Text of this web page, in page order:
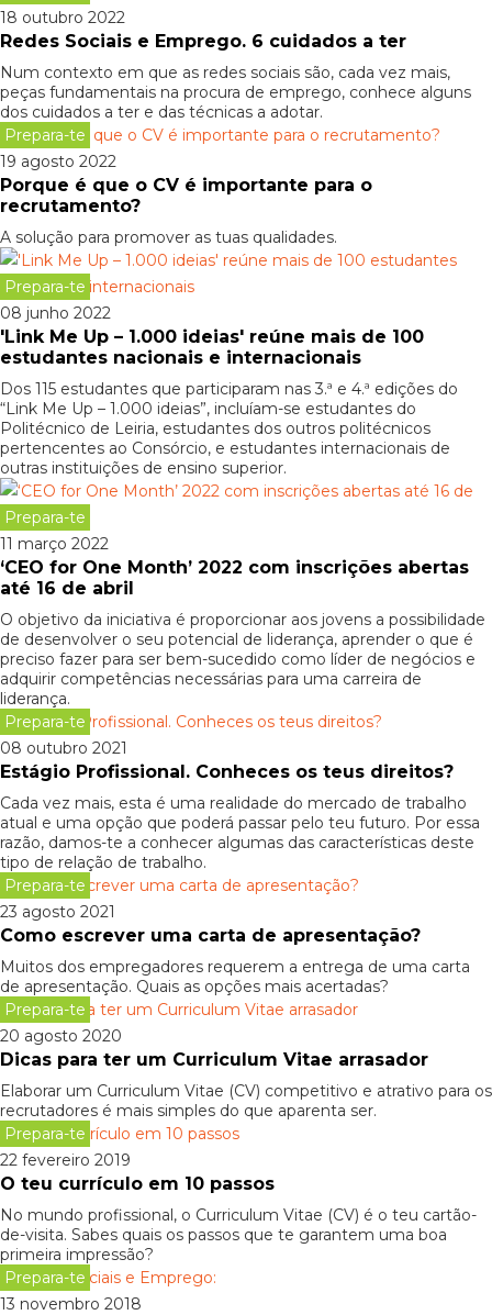
18 outubro 2022
Redes Sociais e Emprego. 6 cuidados a ter
Num contexto em que as redes sociais são, cada vez mais,
peças fundamentais na procura de emprego, conhece alguns
dos cuidados a ter e das técnicas a adotar.
Prepara-te
19 agosto 2022
Porque é que o CV é importante para o
recrutamento?
A solução para promover as tuas qualidades.
Prepara-te
08 junho 2022
'Link Me Up – 1.000 ideias' reúne mais de 100
estudantes nacionais e internacionais
Dos 115 estudantes que participaram nas 3.ª e 4.ª edições do
“Link Me Up – 1.000 ideias”, incluíam-se estudantes do
Politécnico de Leiria, estudantes dos outros politécnicos
pertencentes ao Consórcio, e estudantes internacionais de
outras instituições de ensino superior.
Prepara-te
11 março 2022
‘CEO for One Month’ 2022 com inscrições abertas
até 16 de abril
O objetivo da iniciativa é proporcionar aos jovens a possibilidade
de desenvolver o seu potencial de liderança, aprender o que é
preciso fazer para ser bem-sucedido como líder de negócios e
adquirir competências necessárias para uma carreira de
liderança.
Prepara-te
08 outubro 2021
Estágio Profissional. Conheces os teus direitos?
Cada vez mais, esta é uma realidade do mercado de trabalho
atual e uma opção que poderá passar pelo teu futuro. Por essa
razão, damos-te a conhecer algumas das características deste
tipo de relação de trabalho.
Prepara-te
23 agosto 2021
Como escrever uma carta de apresentação?
Muitos dos empregadores requerem a entrega de uma carta
de apresentação. Quais as opções mais acertadas?
Prepara-te
20 agosto 2020
Dicas para ter um Curriculum Vitae arrasador
Elaborar um Curriculum Vitae (CV) competitivo e atrativo para os
recrutadores é mais simples do que aparenta ser.
Prepara-te
22 fevereiro 2019
O teu currículo em 10 passos
No mundo profissional, o Curriculum Vitae (CV) é o teu cartão-
de-visita. Sabes quais os passos que te garantem uma boa
primeira impressão?
Prepara-te
13 novembro 2018